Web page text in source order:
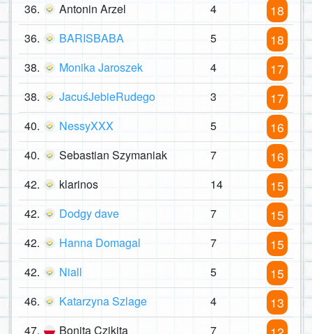
36. Antonin Arzel 4 18
36. BARISBABA 5 18
38. Monika Jaroszek 4 17
38. JacuśJebieRudego 3 17
40. NessyXXX 5 16
40. Sebastian Szymaniak 7 16
42. klarinos 14 15
42. Dodgy dave 7 15
42. Hanna Domagal 7 15
42. Niall 5 15
46. Katarzyna Szlage 4 13
47. Bonita Czikita 7